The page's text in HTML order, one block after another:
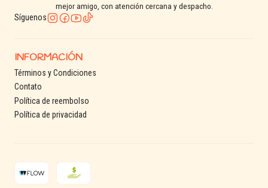
mejor amigo, con atención cercana y despacho.
Síguenos
INFORMACIÓN
Términos y Condiciones
Contato
Política de reembolso
Política de privacidad